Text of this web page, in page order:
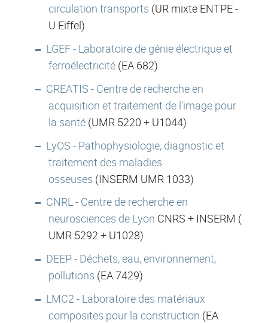
circulation transports (UR mixte ENTPE -
U Eiffel)
LGEF - Laboratoire de génie électrique et
ferroélectricité (EA 682)
CREATIS - Centre de recherche en
acquisition et traitement de l'image pour
la santé (UMR 5220 + U1044)
LyOS - Pathophysiologie, diagnostic et
traitement des maladies
osseuses (INSERM UMR 1033)
CNRL - Centre de recherche en
neurosciences de Lyon CNRS + INSERM (
UMR 5292 + U1028)
DEEP - Déchets, eau, environnement,
pollutions (EA 7429)
LMC2 - Laboratoire des matériaux
composites pour la construction (EA